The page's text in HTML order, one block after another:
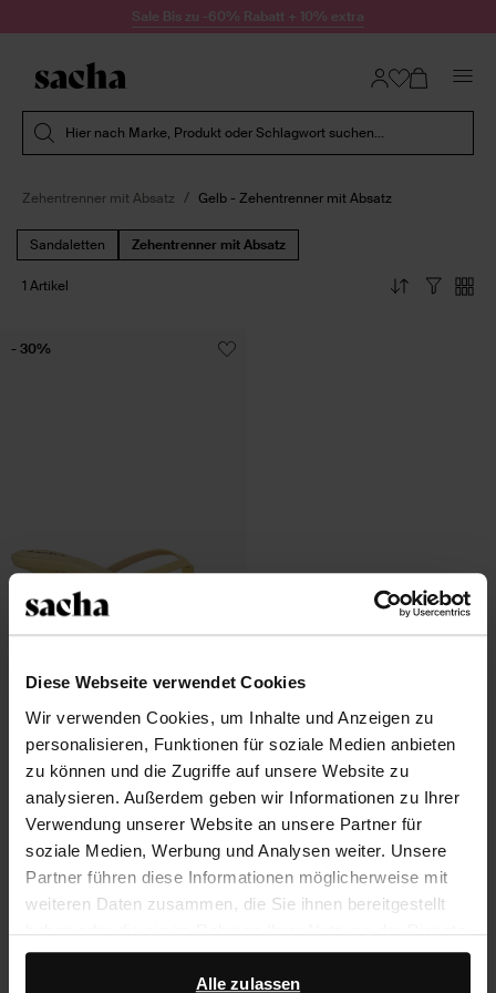
Diese Webseite verwendet Cookies
Wir verwenden Cookies, um Inhalte und Anzeigen zu
personalisieren, Funktionen für soziale Medien anbieten
zu können und die Zugriffe auf unsere Website zu
analysieren. Außerdem geben wir Informationen zu Ihrer
Verwendung unserer Website an unsere Partner für
soziale Medien, Werbung und Analysen weiter. Unsere
Partner führen diese Informationen möglicherweise mit
weiteren Daten zusammen, die Sie ihnen bereitgestellt
haben oder die sie im Rahmen Ihrer Nutzung der Dienste
gesammelt haben.
Alle zulassen
Zum Inhalt springenSale Bis zu -60% Rabatt + 10% extra
Hier nach Marke, Produkt oder Schlagwort suchen...
Zehentrenner mit Absatz Gelb - Zehentrenner mit Absatz
Sandaletten Zehentrenner mit Absatz
1 Artikel
61.99
43.39
- 30%
Über Sacha
Versand und Lieferung